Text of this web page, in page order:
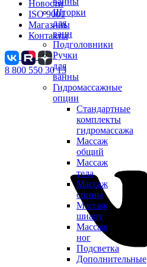
Шторки
для
ванн
Подголовники
Ручки
для
ванны
Гидромассажные
опции
Стандартные
комплекты
гидромассажа
Массаж
общий
Массаж
тела
Массаж
спины
Массаж
шиацу
Массаж
ног
Подсветка
Дополнительные
Новости
ISO 9001
Магазины
Контакты
8 800 550 30 13